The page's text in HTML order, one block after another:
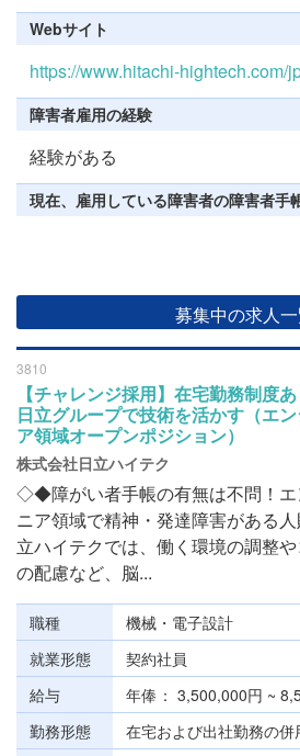
Webサイト
https://www.hitachi-hightech.com/
障害者雇用の経験
経験がある
現在、雇用している障害者の障害者手
募集中の求人
3810
【チャレンジ採用】在宅勤務制度あ
日立グループで技術を活かす（エ
ア領域オープンポジション）
株式会社日立ハイテク
◇◆障がい者手帳の有無は不問！エ
ニア領域で精神・発達障害がある
立ハイテクでは、働く環境の調整
の配慮など、脳...
職種
機械・電子設計
就業形態
契約社員
給与
年俸
3,500,000円 ~
勤務形態
在宅および出社勤務の併